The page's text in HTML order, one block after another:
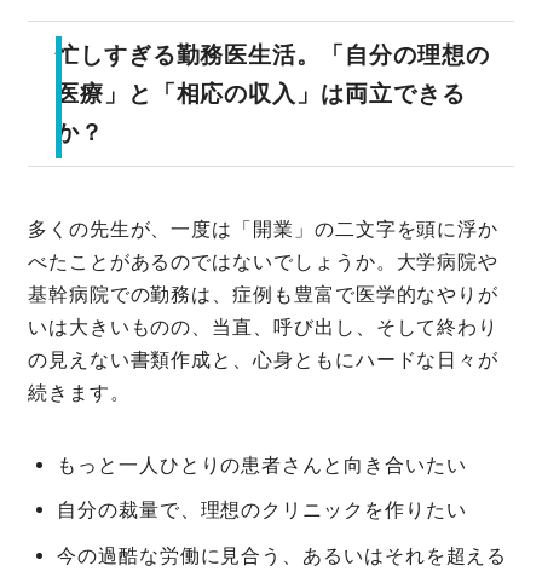
忙しすぎる勤務医生活。「自分の理想の
医療」と「相応の収入」は両立できる
か？
多くの先生が、一度は「開業」の二文字を頭に浮か
べたことがあるのではないでしょうか。大学病院や
基幹病院での勤務は、症例も豊富で医学的なやりが
いは大きいものの、当直、呼び出し、そして終わり
の見えない書類作成と、心身ともにハードな日々が
続きます。
もっと一人ひとりの患者さんと向き合いたい
自分の裁量で、理想のクリニックを作りたい
今の過酷な労働に見合う、あるいはそれを超える